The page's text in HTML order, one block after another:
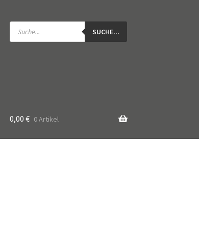
Products
search SUCHE...
0,00 € 0 Artikel